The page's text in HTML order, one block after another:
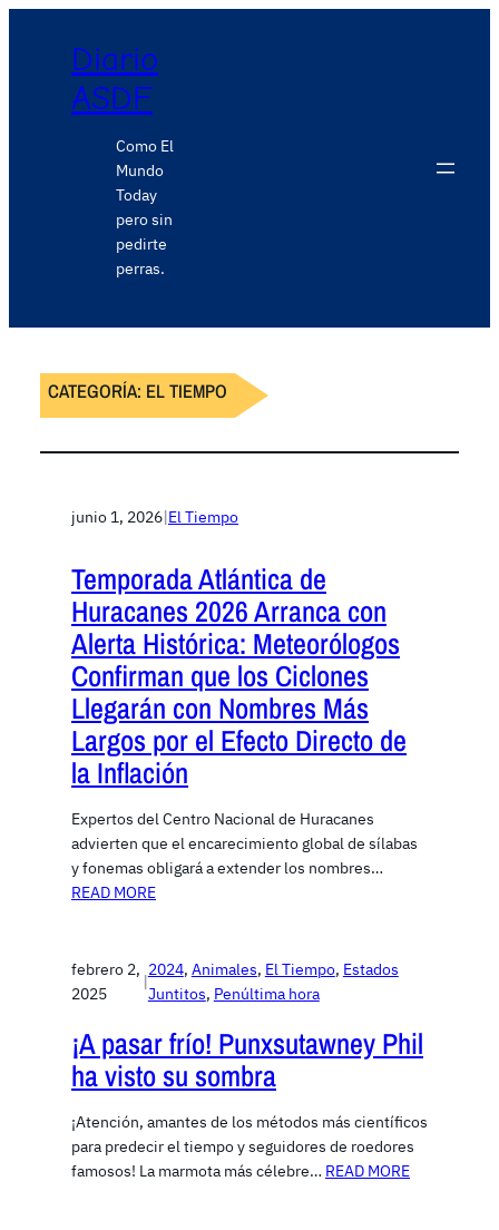
Diario
ASDF
Como El
Mundo
Today
pero sin
pedirte
perras.
CATEGORÍA: EL TIEMPO
junio 1, 2026|El Tiempo
Temporada Atlántica de
Huracanes 2026 Arranca con
Alerta Histórica: Meteorólogos
Confirman que los Ciclones
Llegarán con Nombres Más
Largos por el Efecto Directo de
la Inflación
Expertos del Centro Nacional de Huracanes
advierten que el encarecimiento global de sílabas
y fonemas obligará a extender los nombres…
READ MORE
febrero 2,
2025
|
2024, Animales, El Tiempo, Estados
Juntitos, Penúltima hora
¡A pasar frío! Punxsutawney Phil
ha visto su sombra
¡Atención, amantes de los métodos más científicos
para predecir el tiempo y seguidores de roedores
famosos! La marmota más célebre… READ MORE